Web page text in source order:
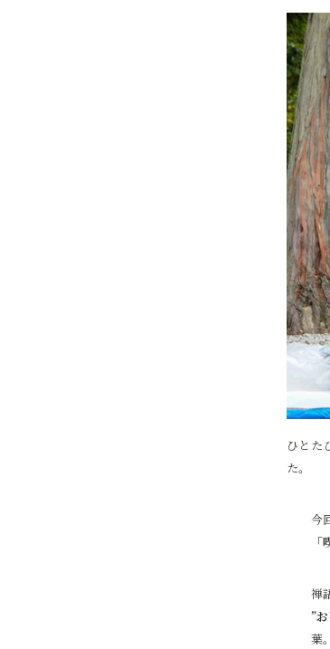
ひとた
た。
今
禅
”
葉。